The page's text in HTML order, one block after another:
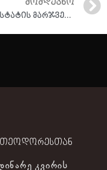
დიდოსტატის მარჯვენას“ შესახებ (კითხვა–პასუხი)
თეოდორესთან
კვირის